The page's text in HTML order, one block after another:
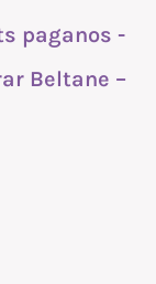
paganos -
Beltane –